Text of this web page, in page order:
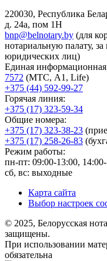
220030, Республика
д. 24а, пом 1Н
bnp@belnotary.by (для
нотариальную палату,
юридических лиц)
Единая
7572 (МТС, A1, Life)
+375 (44) 592-99-27
Горячая линия:
+375 (17) 323-59-34
Общие номера:
+375 (17) 323-38-23
+375 (17) 258-26-83
Режим работы:
пн-пт: 09:00-13:00,
сб, вс: выходные
Карта сайта
Выбор настроек
© 2025, Белорусская
защищены.
При использовании
обязательна